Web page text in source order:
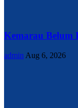
Kemarau Belum
admin Aug 6, 2026